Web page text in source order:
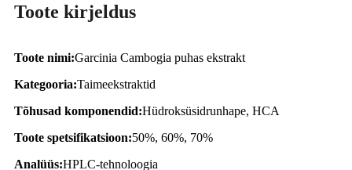
Toote kirjeldus
Toote nimi:Garcinia Cambogia puhas ekstrakt
Kategooria:Taimeekstraktid
Tõhusad komponendid:Hüdroksüsidrunhape, HCA
Toote spetsifikatsioon:50%, 60%, 70%
Analüüs:HPLC-tehnoloogia